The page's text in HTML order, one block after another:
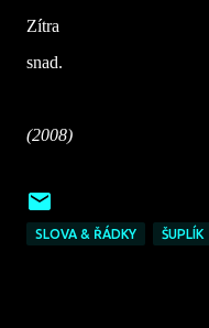
Zítra
snad.
(2008)
SLOVA & ŘÁDKY ŠUPLÍK